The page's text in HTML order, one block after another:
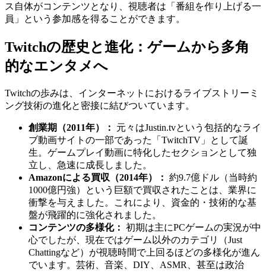
ス自体がコンテンツとなり、視聴者は「番組を作り上げる一
員」という参加感を得ることができます。
Twitchの歴史と進化：ゲームから多角
的なエンタメへ
Twitchの歩みは、インターネットにおけるライブストリーミ
ング技術の進化と密接に結びついています。
創業期（2011年）：
元々はJustin.tvという包括的なライ
ブ動画サイトの一部であった「TwitchTV」として誕
生。ゲームプレイ動画に特化したセクションとして独
立し、急速に成長しました。
Amazonによる買収（2014年）： 約9.7億ドル（当時約
1000億円強）という巨額で買収されたことは、業界に
衝撃を与えました。これにより、資金的・技術的な基
盤が飛躍的に強化されました。
コンテンツの多様化： 初期は主にPCゲームの実況が中
心でしたが、現在ではゲーム以外のカテゴリ（Just
Chattingなど）が視聴時間で上回るほどの多様化が進ん
でいます。芸術、音楽、DIY、ASMR、甚至は政治